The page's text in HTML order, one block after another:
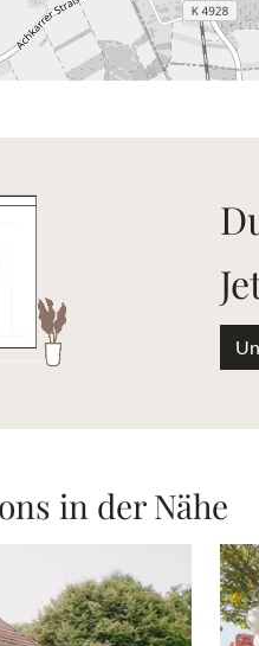
in der Nähe